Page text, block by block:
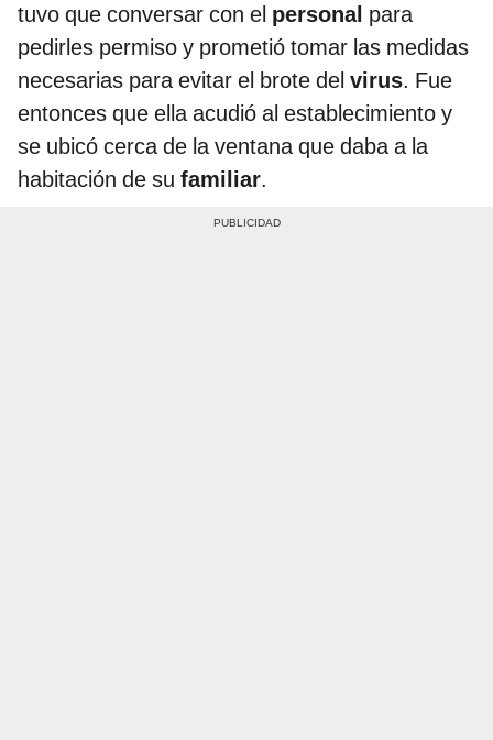
tuvo que conversar con el personal para
pedirles permiso y prometió tomar las medidas
necesarias para evitar el brote del virus. Fue
entonces que ella acudió al establecimiento y
se ubicó cerca de la ventana que daba a la
habitación de su familiar.